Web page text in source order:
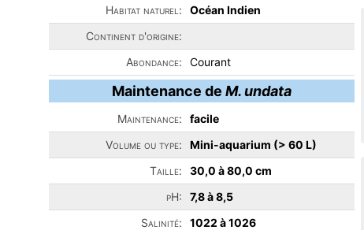
Habitat naturel:
Océan Indien
Continent d'origine:
Abondance:
Courant
Maintenance de M. undata
Maintenance:
facile
Volume ou type:
Mini-aquarium (> 60 L)
Taille:
30,0 à 80,0 cm
pH:
7,8 à 8,5
Salinité:
1022 à 1026